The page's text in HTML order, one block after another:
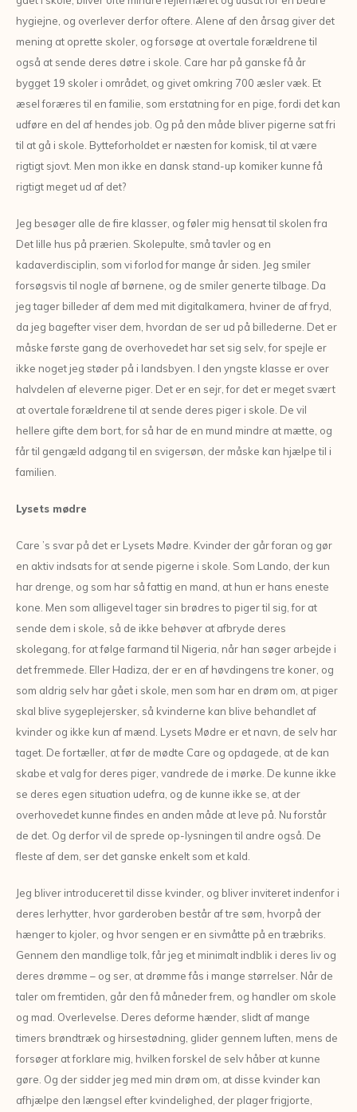
hygiejne, og overlever derfor oftere. Alene af den årsag giver det
mening at oprette skoler, og forsøge at overtale forældrene til
også at sende deres døtre i skole. Care har på ganske få år
bygget 19 skoler i området, og givet omkring 700 æsler væk. Et
æsel foræres til en familie, som erstatning for en pige, fordi det kan
udføre en del af hendes job. Og på den måde bliver pigerne sat fri
til at gå i skole. Bytteforholdet er næsten for komisk, til at være
rigtigt sjovt. Men mon ikke en dansk stand-up komiker kunne få
rigtigt meget ud af det?
Jeg besøger alle de fire klasser, og føler mig hensat til skolen fra
Det lille hus på prærien. Skolepulte, små tavler og en
kadaverdisciplin, som vi forlod for mange år siden. Jeg smiler
forsøgsvis til nogle af børnene, og de smiler generte tilbage. Da
jeg tager billeder af dem med mit digitalkamera, hviner de af fryd,
da jeg bagefter viser dem, hvordan de ser ud på billederne. Det er
måske første gang de overhovedet har set sig selv, for spejle er
ikke noget jeg støder på i landsbyen. I den yngste klasse er over
halvdelen af eleverne piger. Det er en sejr, for det er meget svært
at overtale forældrene til at sende deres piger i skole. De vil
hellere gifte dem bort, for så har de en mund mindre at mætte, og
får til gengæld adgang til en svigersøn, der måske kan hjælpe til i
familien.
Lysets mødre
Care ’s svar på det er Lysets Mødre. Kvinder der går foran og gør
en aktiv indsats for at sende pigerne i skole. Som Lando, der kun
har drenge, og som har så fattig en mand, at hun er hans eneste
kone. Men som alligevel tager sin brødres to piger til sig, for at
sende dem i skole, så de ikke behøver at afbryde deres
skolegang, for at følge farmand til Nigeria, når han søger arbejde i
det fremmede. Eller Hadiza, der er en af høvdingens tre koner, og
som aldrig selv har gået i skole, men som har en drøm om, at piger
skal blive sygeplejersker, så kvinderne kan blive behandlet af
kvinder og ikke kun af mænd. Lysets Mødre er et navn, de selv har
taget. De fortæller, at før de mødte Care og opdagede, at de kan
skabe et valg for deres piger, vandrede de i mørke. De kunne ikke
se deres egen situation udefra, og de kunne ikke se, at der
overhovedet kunne findes en anden måde at leve på. Nu forstår
de det. Og derfor vil de sprede op-lysningen til andre også. De
fleste af dem, ser det ganske enkelt som et kald.
Jeg bliver introduceret til disse kvinder, og bliver inviteret indenfor i
deres lerhytter, hvor garderoben består af tre søm, hvorpå der
hænger to kjoler, og hvor sengen er en sivmåtte på en træbriks.
Gennem den mandlige tolk, får jeg et minimalt indblik i deres liv og
deres drømme – og ser, at drømme fås i mange størrelser. Når de
taler om fremtiden, går den få måneder frem, og handler om skole
og mad. Overlevelse. Deres deforme hænder, slidt af mange
timers brøndtræk og hirsestødning, glider gennem luften, mens de
forsøger at forklare mig, hvilken forskel de selv håber at kunne
gøre. Og der sidder jeg med min drøm om, at disse kvinder kan
afhjælpe den længsel efter kvindelighed, der plager frigjorte,